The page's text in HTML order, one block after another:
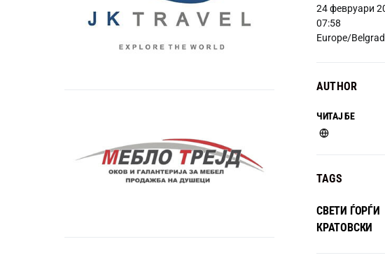
24 февруари
07:58
Europe/
AUTHOR
ЧИТАЈ БЕ
TAGS
СВЕТИ ЃОРЃИ
КРАТОВСКИ